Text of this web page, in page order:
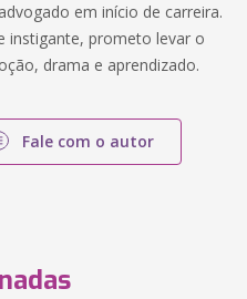
em início de carreira.
instigante, prometo levar o
drama e aprendizado.
Fale com o autor